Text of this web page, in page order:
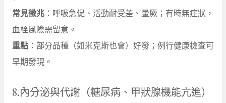
常見徵兆 ：呼吸急促、活動耐受差、暈厥；有時無症狀，
血栓風險需留意。
重點 ：部分品種（如米克斯也會）好發；例行健康檢查可
早期發現。
8.內分泌與代謝（糖尿病、甲狀腺機能亢進）